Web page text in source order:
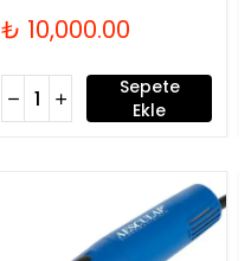
₺ 10,000.00
Sepete
Ekle